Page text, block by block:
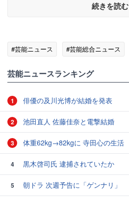
続きを読む
#芸能ニュース #芸能総合ニュース
芸能ニュースランキング
1 俳優の及川光博が結婚を発表
2 池田直人 佐藤佳奈と電撃結婚
3 体重62kg→82kgに 寺田心の生活
4 黒木啓司氏 逮捕されていたか
5
朝ドラ 次週予告に「ゲンナリ」